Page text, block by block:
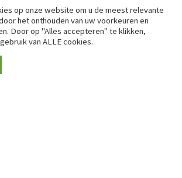
op onze website om u de meest relevante
het onthouden van uw voorkeuren en
Door op "Alles accepteren" te klikken,
van ALLE cookies.